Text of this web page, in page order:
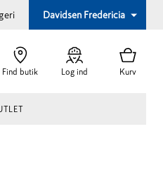
Davidsen Fredericia
Find butik Log ind Kurv